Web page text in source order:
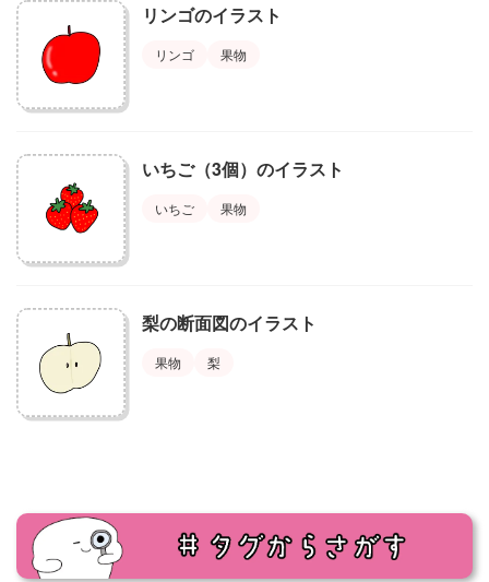
リンゴのイラスト
リンゴ 果物
いちご（3個）のイラスト
いちご 果物
梨の断面図のイラスト
果物 梨